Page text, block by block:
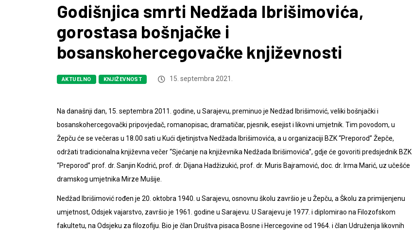
Godišnjica smrti Nedžada Ibrišimovića,
gorostasa bošnjačke i
bosanskohercegovačke književnosti
AKTUELNO KNJIŽEVNOST 15. septembra 2021.
Na današnji dan, 15. septembra 2011. godine, u Sarajevu, preminuo je Nedžad Ibrišimović, veliki bošnjački i
bosanskohercegovački pripovjedač, romanopisac, dramatičar, pjesnik, esejist i likovni umjetnik. Tim povodom, u
Žepču će se večeras u 18.00 sati u Kući djetinjstva Nedžada Ibrišimovića, a u organizaciji BZK “Preporod” Žepče,
održati tradicionalna književna večer “Sjećanje na književnika Nedžada Ibrišimovića”, gdje će govoriti predsjednik BZK
“Preporod” prof. dr. Sanjin Kodrić, prof. dr. Dijana Hadžizukić, prof. dr. Muris Bajramović, doc. dr. Irma Marić, uz učešće
dramskog umjetnika Mirze Mušije.
Nedžad Ibrišimović rođen je 20. oktobra 1940. u Sarajevu, osnovnu školu završio je u Žepču, a Školu za primijenjenu
umjetnost, Odsjek vajarstvo, završio je 1961. godine u Sarajevu. U Sarajevu je 1977. i diplomirao na Filozofskom
fakultetu, na Odsjeku za filozofiju. Bio je član Društva pisaca Bosne i Hercegovine od 1964. i član Udruženja likovnih